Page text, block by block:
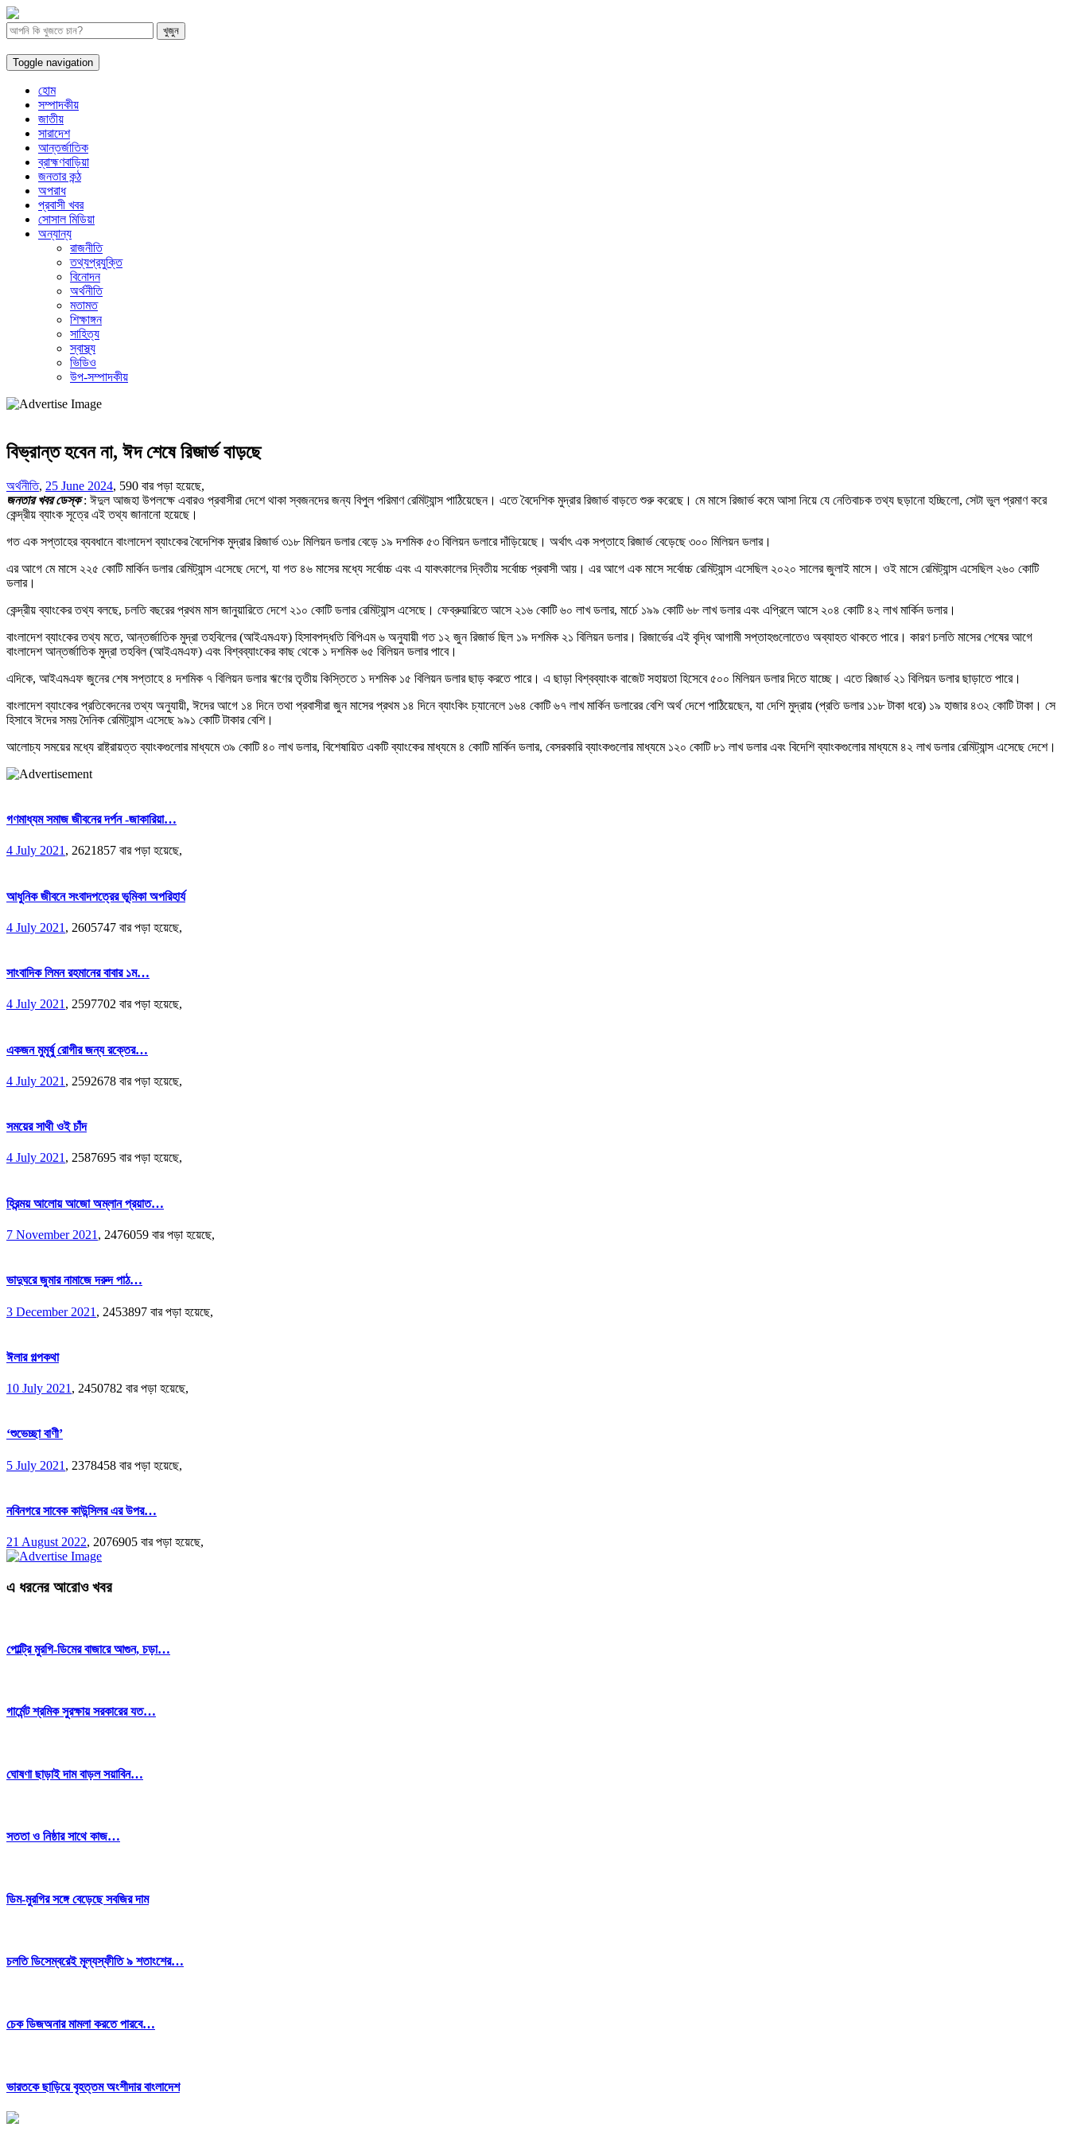
Toggle navigation
হোম
সম্পাদকীয়
জাতীয়
সারাদেশ
আন্তর্জাতিক
ব্রাহ্মণবাড়িয়া
জনতার কন্ঠ
অপরাধ
প্রবাসী খবর
সোসাল মিডিয়া
অন্যান্য
রাজনীতি
তথ্যপ্রযুক্তি
বিনোদন
অর্থনীতি
মতামত
শিক্ষাঙ্গন
সাহিত্য
স্বাস্থ্য
ভিডিও
উপ-সম্পাদকীয়
বিভ্রান্ত হবেন না, ঈদ শেষে রিজার্ভ বাড়ছে
অর্থনীতি, 25 June 2024, 590 বার পড়া হয়েছে,
জনতার খবর ডেস্ক: ঈদুল আজহা উপলক্ষে এবারও প্রবাসীরা দেশে থাকা স্বজনদের জন্য বিপুল পরিমাণ রেমিট্যান্স পাঠিয়েছেন। এতে বৈদেশিক মুদ্রার রিজার্ভ বাড়তে শুরু করেছে। মে মাসে রিজার্ভ কমে আসা নিয়ে যে নেতিবাচক তথ্য ছড়ানো হচ্ছিলো, সেটা ভুল প্রমাণ করে
কেন্দ্রীয় ব্যাংক সূত্রে এই তথ্য জানানো হয়েছে।
গত এক সপ্তাহের ব্যবধানে বাংলাদেশ ব্যাংকের বৈদেশিক মুদ্রার রিজার্ভ ৩১৮ মিলিয়ন ডলার বেড়ে ১৯ দশমিক ৫৩ বিলিয়ন ডলারে দাঁড়িয়েছে। অর্থাৎ এক সপ্তাহে রিজার্ভ বেড়েছে ৩০০ মিলিয়ন ডলার।
এর আগে মে মাসে ২২৫ কোটি মার্কিন ডলার রেমিট্যান্স এসেছে দেশে, যা গত ৪৬ মাসের মধ্যে সর্বোচ্চ এবং এ যাবৎকালের দ্বিতীয় সর্বোচ্চ প্রবাসী আয়। এর আগে এক মাসে সর্বোচ্চ রেমিট্যান্স এসেছিল ২০২০ সালের জুলাই মাসে। ওই মাসে রেমিট্যান্স এসেছিল ২৬০ কোটি
ডলার।
কেন্দ্রীয় ব্যাংকের তথ্য বলছে, চলতি বছরের প্রথম মাস জানুয়ারিতে দেশে ২১০ কোটি ডলার রেমিট্যান্স এসেছে। ফেব্রুয়ারিতে আসে ২১৬ কো‌টি ৬০ লাখ ডলার, মার্চে ১৯৯ কোটি ৬৮ লাখ ডলার এবং এপ্রিলে আসে ২০৪ কোটি ৪২ লাখ মার্কিন ডলার।
বাংলাদেশ ব্যাংকের তথ্য মতে, আন্তর্জাতিক মুদ্রা তহবিলের (আইএমএফ) হিসাবপদ্ধতি বিপিএম ৬ অনুযায়ী গত ১২ জুন রিজার্ভ ছিল ১৯ দশমিক ২১ বিলিয়ন ডলার। রিজার্ভের এই বৃদ্ধি আগামী সপ্তাহগুলোতেও অব্যাহত থাকতে পারে। কারণ চলতি মাসের শেষের আগে
বাংলাদেশ আন্তর্জাতিক মুদ্রা তহবিল (আইএমএফ) এবং বিশ্বব্যাংকের কাছ থেকে ১ দশমিক ৬৫ বিলিয়ন ডলার পাবে।
এদিকে, আইএমএফ জুনের শেষ সপ্তাহে ৪ দশমিক ৭ বিলিয়ন ডলার ঋণের তৃতীয় কিস্তিতে ১ দশমিক ১৫ বিলিয়ন ডলার ছাড় করতে পারে। এ ছাড়া বিশ্বব্যাংক বাজেট সহায়তা হিসেবে ৫০০ মিলিয়ন ডলার দিতে যাচ্ছে। এতে রিজার্ভ ২১ বিলিয়ন ডলার ছাড়াতে পারে।
বাংলাদেশ ব্যাংকের প্রতিবেদনের তথ্য অনুযায়ী, ঈদের আগে ১৪ দিনে তথা প্রবাসীরা জুন মাসের প্রথম ১৪ দিনে ব্যাংকিং চ্যানেলে ১৬৪ কোটি ৬৭ লাখ মার্কিন ডলারের বেশি অর্থ দেশে পাঠিয়েছেন, যা দেশি মুদ্রায় (প্র‌তি ডলার ১১৮ টাকা ধরে) ১৯ হাজার ৪৩২ কোটি টাকা। সে
হিসাবে ঈদের সময় দৈনিক রেমিট্যান্স এসেছে ৯৯১ কোটি টাকার বেশি।
আলোচ্য সময়ের মধ্যে রাষ্ট্রায়ত্ত ব্যাংকগুলোর মাধ্যমে ৩৯ কোটি ৪০ লাখ ডলার, বিশেষায়িত একটি ব্যাংকের মাধ্যমে ৪ কোটি মার্কিন ডলার, বেসরকারি ব্যাংকগুলোর মাধ্যমে ১২০ কোটি ৮১ লাখ ডলার এবং বিদেশি ব্যাংকগুলোর মাধ্যমে ৪২ লাখ ডলার রেমিট্যান্স এসেছে দেশে।
গণমাধ্যম সমাজ জীবনের দর্পন -জাকারিয়া…
4 July 2021 , 2621857 বার পড়া হয়েছে,
আধুনিক জীবনে সংবাদপত্রের ভূমিকা অপরিহার্য
4 July 2021 , 2605747 বার পড়া হয়েছে,
সাংবাদিক লিমন রহমানের বাবার ১ম…
4 July 2021, 2597702 বার পড়া হয়েছে,
একজন মুমূর্ষু রোগীর জন্য রক্তের…
4 July 2021 , 2592678 বার পড়া হয়েছে,
সময়ের সাথী ওই চাঁদ
4 July 2021, 2587695 বার পড়া হয়েছে,
হিরন্ময় আলোয় আজো অম্লান প্রয়াত…
7 November 2021 , 2476059 বার পড়া হয়েছে,
ভাদুঘরে জুমার নামাজে দরুদ পাঠ…
3 December 2021 , 2453897 বার পড়া হয়েছে,
ঈলার গল্পকথা
10 July 2021 , 2450782 বার পড়া হয়েছে,
‘শুভেচ্ছা বাণী’
5 July 2021 , 2378458 বার পড়া হয়েছে,
নবিনগরে সাবেক কাউন্সিলর এর উপর…
21 August 2022, 2076905 বার পড়া হয়েছে,
এ ধরনের আরোও খবর
পোল্ট্রি মুরগি-ডিমের বাজারে আগুন, চড়া…
গার্মেন্ট শ্রমিক সুরক্ষায় সরকারের যত…
ঘোষণা ছাড়াই দাম বাড়ল সয়াবিন…
সততা ও নিষ্ঠার সাথে কাজ…
ডিম-মুরগির সঙ্গে বেড়েছে সবজির দাম
চলতি ডিসেম্বরেই মূল্যস্ফীতি ৯ শতাংশের…
চেক ডিজঅনার মামলা করতে পারবে…
ভারতকে ছাড়িয়ে বৃহত্তম অংশীদার বাংলাদেশ